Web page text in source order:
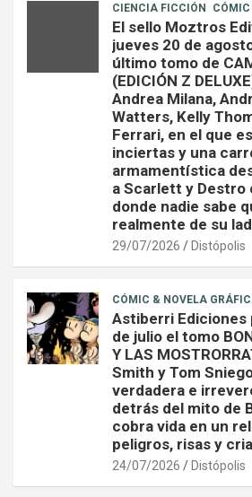
CIENCIA FICCIÓN
El sello Moztros
jueves 20 de
último tomo de
(EDICIÓN Z
Andrea Milana,
Watters, Kelly
Ferrari, en el que
inciertas y una
armamentística
a Scarlett y Destro
donde nadie sabe
realmente de su
29/07/2026 Distópolis
CÓMIC & NOVELA
Astiberri Ediciones
de julio el tomo
Y LAS
Smith y Tom
verdadera e
detrás del mito de
cobra vida en un
peligros, risas y
24/07/2026 Distópolis